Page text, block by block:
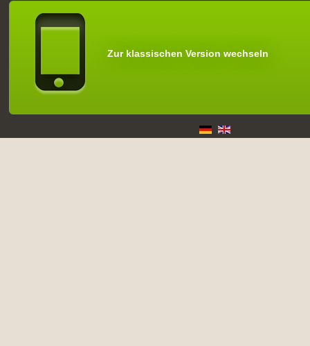
Zur klassischen Version wechseln